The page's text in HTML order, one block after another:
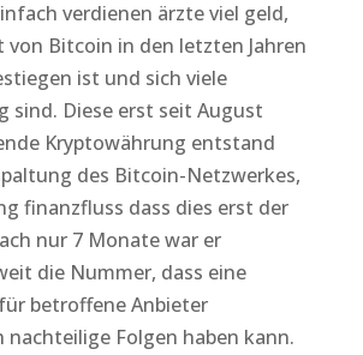
verdienen ärzte viel geld,
von Bitcoin in den letzten Jahren
ist und sich viele
sind. Diese erst seit August
Kryptowährung entstand
des Bitcoin-Netzwerkes,
finanzfluss dass dies erst der
nur 7 Monate war er
die Nummer, dass eine
betroffene Anbieter
Folgen haben kann.